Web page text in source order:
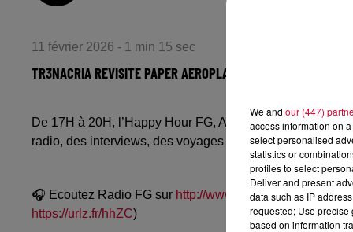
11 février 2026 - 1 min 15 sec
TR3NACRIA REVISITE PAPER AEROPLANE D'ANGUS & JULIA
De 17H à 20H, l’Happy Hour FG, Avec Antoine Baduel,
radio, des interviews, des voyages de rêve, et les bons
🎧 Ecoutez Radio FG sur http://www.radiofg.com📱 et sur
https://urlz.fr/hhZC)
We and our (447)
access information on
select personalised
statistics or
profiles to select
Deliver and present
data such as IP
requested; Use precise
based on information